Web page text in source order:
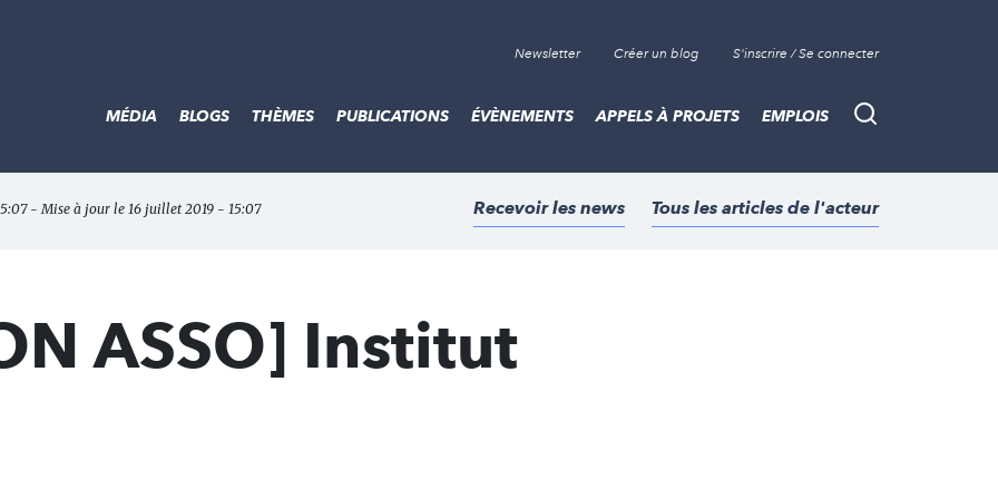
Newsletter Créer un blog S'inscrire / Se connecter
Recherche
MÉDIA BLOGS THÈMES PUBLICATIONS ÉVÈNEMENTS APPELS À PROJETS EMPLOIS
- Mise à jour le 16 juillet 2019 - 15:07 Recevoir les news Tous les articles de l'acteur
ASSO] Institut